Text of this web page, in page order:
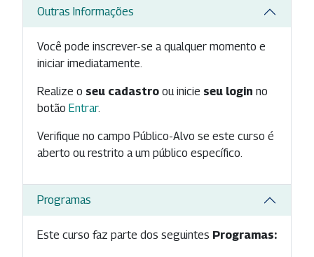
Outras Informações
Você pode inscrever-se a qualquer momento e
iniciar imediatamente.
Realize o seu cadastro ou inicie seu login no
botão Entrar.
Verifique no campo Público-Alvo se este curso é
aberto ou restrito a um público específico.
Programas
Este curso faz parte dos seguintes Programas: